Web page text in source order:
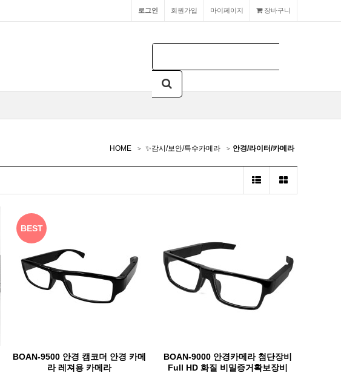
장바구니
마이페이지
회원가입
로그인
HOME ✨감시/보안/특수카메라 안경/라이터/카메라
BOAN-9500 안경 캠코더 안경 카메
라 레져용 카메라
BEST
BOAN-9000 안경카메라 첨단장비
Full HD 화질 비밀증거확보장비